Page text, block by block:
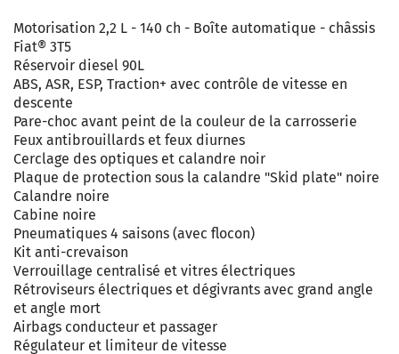
Motorisation 2,2 L - 140 ch - Boîte automatique - châssis
Fiat® 3T5
Réservoir diesel 90L
ABS, ASR, ESP, Traction+ avec contrôle de vitesse en
descente
Pare-choc avant peint de la couleur de la carrosserie
Feux antibrouillards et feux diurnes
Cerclage des optiques et calandre noir
Plaque de protection sous la calandre "Skid plate" noire
Calandre noire
Cabine noire
Pneumatiques 4 saisons (avec flocon)
Kit anti-crevaison
Verrouillage centralisé et vitres électriques
Rétroviseurs électriques et dégivrants avec grand angle
et angle mort
Airbags conducteur et passager
Régulateur et limiteur de vitesse